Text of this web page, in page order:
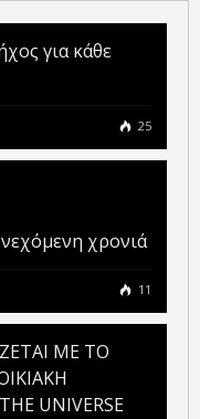
για κάθε
25
χρονιά
11
ΜΕ ΤΟ
UNIVERSE